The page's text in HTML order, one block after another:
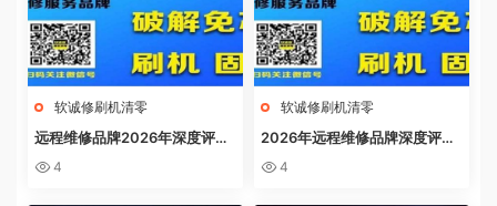
软诚修刷机清零
远程维修品牌2026年深度评
测：软诚修、远城修吧、远城在
4
软诚修刷机清零
2026年远程维修品牌深度评
测：软诚修、远城修吧、远城在
4